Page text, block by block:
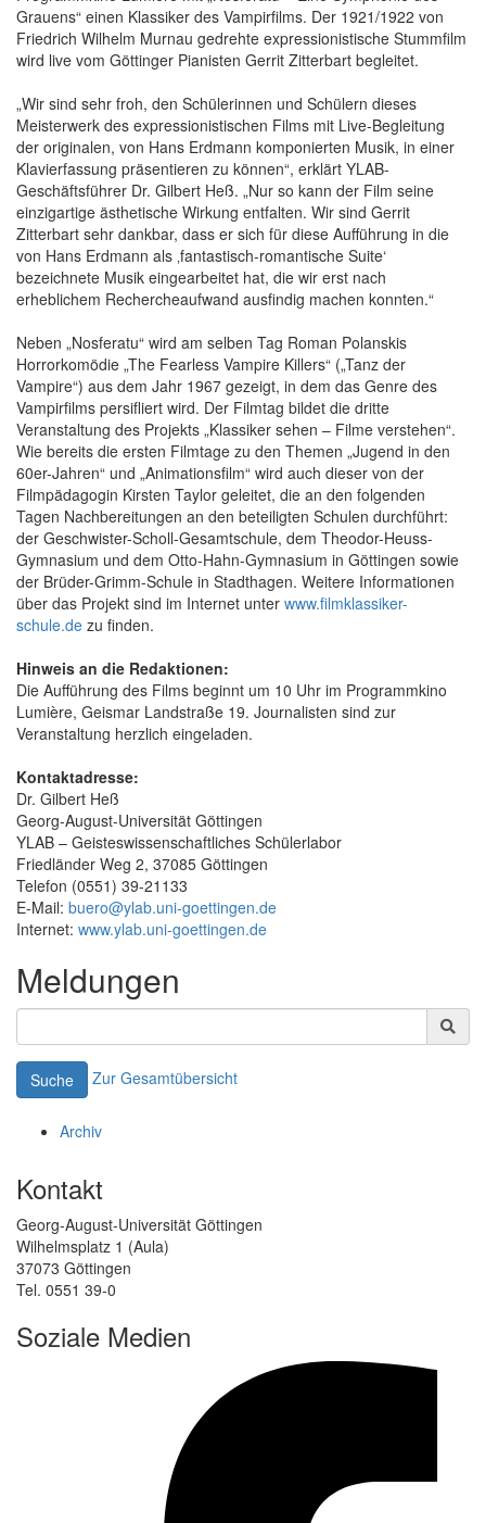
Grauens“ einen Klassiker des Vampirfilms. Der 1921/1922 von
Friedrich Wilhelm Murnau gedrehte expressionistische Stummfilm
wird live vom Göttinger Pianisten Gerrit Zitterbart begleitet.
„Wir sind sehr froh, den Schülerinnen und Schülern dieses
Meisterwerk des expressionistischen Films mit Live-Begleitung
der originalen, von Hans Erdmann komponierten Musik, in einer
Klavierfassung präsentieren zu können“, erklärt YLAB-
Geschäftsführer Dr. Gilbert Heß. „Nur so kann der Film seine
einzigartige ästhetische Wirkung entfalten. Wir sind Gerrit
Zitterbart sehr dankbar, dass er sich für diese Aufführung in die
von Hans Erdmann als ‚fantastisch-romantische Suite‘
bezeichnete Musik eingearbeitet hat, die wir erst nach
erheblichem Rechercheaufwand ausfindig machen konnten.“
Neben „Nosferatu“ wird am selben Tag Roman Polanskis
Horrorkomödie „The Fearless Vampire Killers“ („Tanz der
Vampire“) aus dem Jahr 1967 gezeigt, in dem das Genre des
Vampirfilms persifliert wird. Der Filmtag bildet die dritte
Veranstaltung des Projekts „Klassiker sehen – Filme verstehen“.
Wie bereits die ersten Filmtage zu den Themen „Jugend in den
60er-Jahren“ und „Animationsfilm“ wird auch dieser von der
Filmpädagogin Kirsten Taylor geleitet, die an den folgenden
Tagen Nachbereitungen an den beteiligten Schulen durchführt:
der Geschwister-Scholl-Gesamtschule, dem Theodor-Heuss-
Gymnasium und dem Otto-Hahn-Gymnasium in Göttingen sowie
der Brüder-Grimm-Schule in Stadthagen. Weitere Informationen
über das Projekt sind im Internet unter www.filmklassiker-
schule.de zu finden.
Hinweis an die Redaktionen:
Die Aufführung des Films beginnt um 10 Uhr im Programmkino
Lumière, Geismar Landstraße 19. Journalisten sind zur
Veranstaltung herzlich eingeladen.
Kontaktadresse:
Dr. Gilbert Heß
Georg-August-Universität Göttingen
YLAB – Geisteswissenschaftliches Schülerlabor
Friedländer Weg 2, 37085 Göttingen
Telefon (0551) 39-21133
E-Mail: buero@ylab.uni-goettingen.de
Internet: www.ylab.uni-goettingen.de
Meldungen
Suche Zur Gesamtübersicht
Archiv
Kontakt
Georg-August-Universität Göttingen
Wilhelmsplatz 1 (Aula)
37073 Göttingen
Tel. 0551 39-0
Soziale Medien